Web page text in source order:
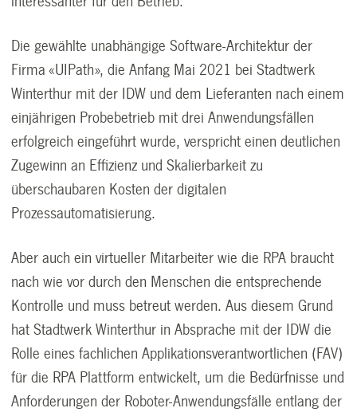
Die gewählte unabhängige Software-Architektur der
Firma «UIPath», die Anfang Mai 2021 bei Stadtwerk
Winterthur mit der IDW und dem Lieferanten nach einem
einjährigen Probebetrieb mit drei Anwendungsfällen
erfolgreich eingeführt wurde, verspricht einen deutlichen
Zugewinn an Effizienz und Skalierbarkeit zu
überschaubaren Kosten der digitalen
Prozessautomatisierung.
Aber auch ein virtueller Mitarbeiter wie die RPA braucht
nach wie vor durch den Menschen die entsprechende
Kontrolle und muss betreut werden. Aus diesem Grund
hat Stadtwerk Winterthur in Absprache mit der IDW die
Rolle eines fachlichen Applikationsverantwortlichen (FAV)
für die RPA Plattform entwickelt, um die Bedürfnisse und
Anforderungen der Roboter-Anwendungsfälle entlang der